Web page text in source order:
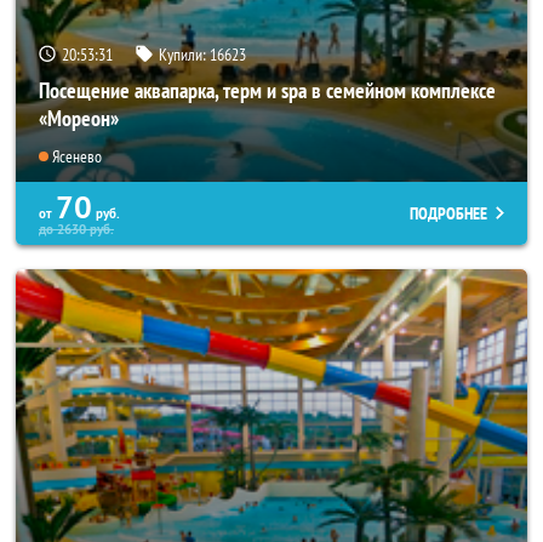
20:53:27 Купили:16623
Посещение аквапарка, терм и spa в семейном комплексе
«Мореон»
Ясенево
от 70 руб.
до2630руб.
ПОДРОБНЕЕ